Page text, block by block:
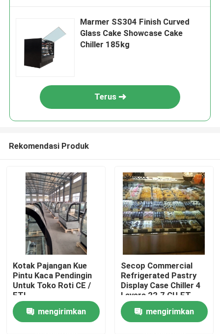
Rumah
Produk
Marmer SS304 Finish Curved
Glass Cake Showcase Cake
Chiller 185kg
Terus
Rekomendasi Produk
Kotak Pajangan Kue
Pintu Kaca Pendingin
Untuk Toko Roti CE /
ETL
mengirimkan
Secop Commercial
Refrigerated Pastry
Display Case Chiller 4
Layers 22.7 CU.FT
mengirimkan